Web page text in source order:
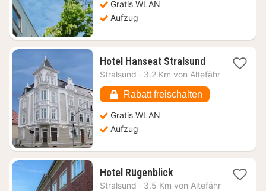
Gratis WLAN
Aufzug
Hotel Hanseat Stralsund1
Nacht
141,31
€
Stralsund · 3.2 Km von Altefähr
Rabatt freischalten
Gratis WLAN
Aufzug
Hotel Rügenblick1
Nacht
Stralsund · 3.5 Km von Altefähr